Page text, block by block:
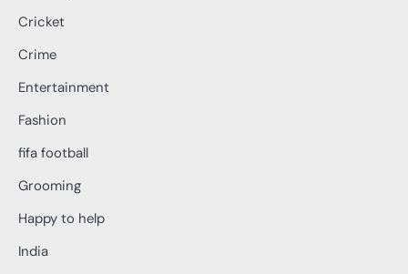
Cricket
Crime
Entertainment
Fashion
fifa football
Grooming
Happy to help
India